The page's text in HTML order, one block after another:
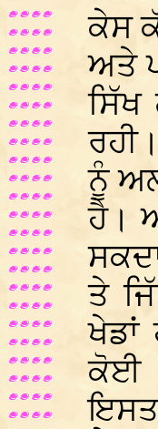
ਕੇਸ
ਅਤੇ
ਸਿੱਖ
ਨੂੰ
ਹੈ।
ਤੇ
ਖੇਡਾਂ
ਕੋਈ